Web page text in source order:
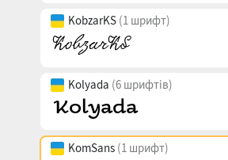
KobzarKS (1 шрифт)
Kolyada (6 шрифтів)
KomSans (1 шрифт)